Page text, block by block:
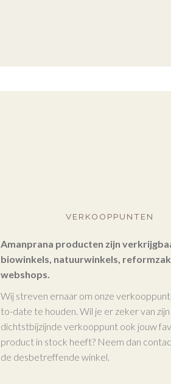
VERKOOPPUNTEN
Amanprana producten zijn
biowinkels, natuurwinkels,
webshops.
Wij streven ernaar om onze
to-date te houden. Wil je er zeker van
dichtstbijzijnde verkooppunt ook jouw
product in stock heeft? Neem dan
de desbetreffende winkel.